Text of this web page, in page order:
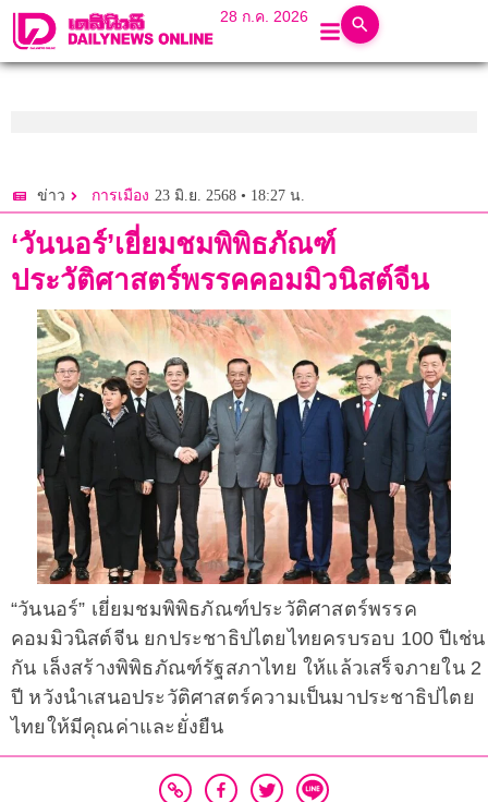
28 ก.ค. 2026
ข่าว การเมือง 23 มิ.ย. 2568 • 18:27 น.
‘วันนอร์’เยี่ยมชมพิพิธภัณฑ์
ประวัติศาสตร์พรรคคอมมิวนิสต์จีน
“วันนอร์” เยี่ยมชมพิพิธภัณฑ์ประวัติศาสตร์พรรค
คอมมิวนิสต์จีน ยกประชาธิปไตยไทยครบรอบ 100 ปีเช่น
กัน เล็งสร้างพิพิธภัณฑ์รัฐสภาไทย ให้แล้วเสร็จภายใน 2
ปี หวังนำเสนอประวัติศาสตร์ความเป็นมาประชาธิปไตย
ไทยให้มีคุณค่าและยั่งยืน